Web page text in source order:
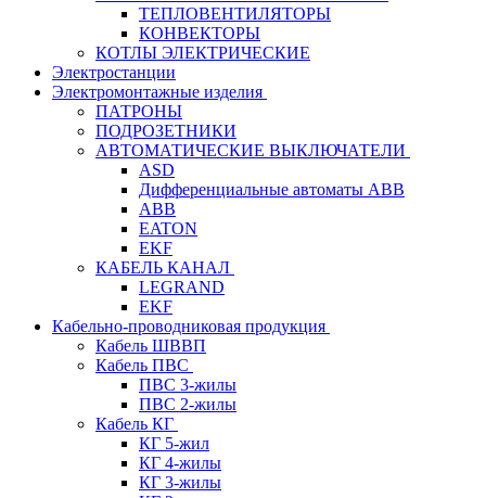
ТЕПЛОВЕНТИЛЯТОРЫ
КОНВЕКТОРЫ
КОТЛЫ ЭЛЕКТРИЧЕСКИЕ
Электростанции
Электромонтажные изделия
ПАТРОНЫ
ПОДРОЗЕТНИКИ
АВТОМАТИЧЕСКИЕ ВЫКЛЮЧАТЕЛИ
ASD
Дифференциальные автоматы ABB
ABB
EATON
EKF
КАБЕЛЬ КАНАЛ
LEGRAND
EKF
Кабельно-проводниковая продукция
Кабель ШВВП
Кабель ПВС
ПВС 3-жилы
ПВС 2-жилы
Кабель КГ
КГ 5-жил
КГ 4-жилы
КГ 3-жилы